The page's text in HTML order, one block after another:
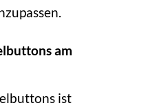
am
ist